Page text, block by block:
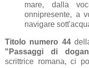
mare, dalla
onnipresente, a
navigare
Titolo numero 44
"Passaggi di
scrittrice romana, ci